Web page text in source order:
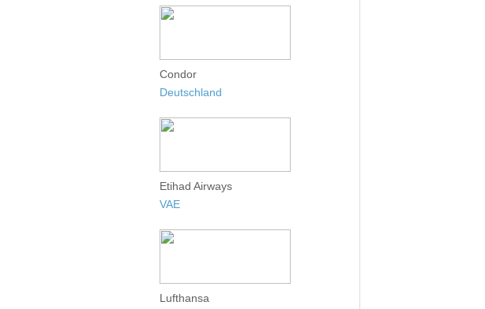
Condor
Deutschland
Etihad Airways
VAE
Lufthansa